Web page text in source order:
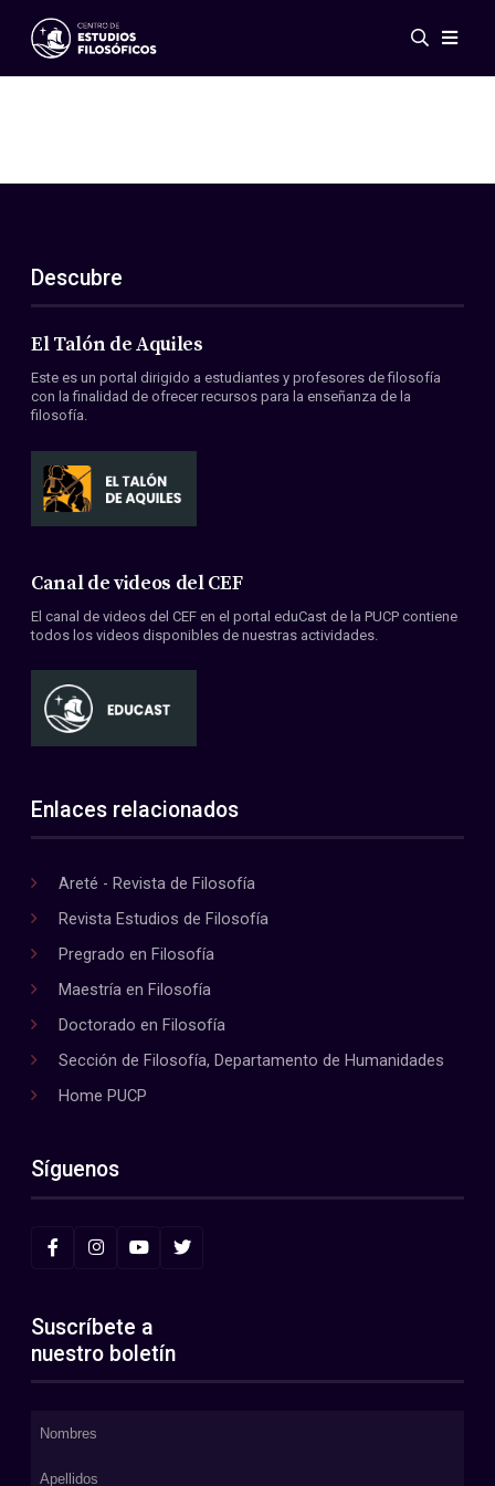
Eventos
ES
EN
Acerca de nosotros
Miembros
Convenios
Descubre
El Talón de Aquiles
Este es un portal dirigido a estudiantes y profesores de filosofía
con la finalidad de ofrecer recursos para la enseñanza de la
filosofía.
Canal de videos del CEF
El canal de videos del CEF en el portal eduCast de la PUCP contiene
todos los videos disponibles de nuestras actividades.
Enlaces relacionados
Areté - Revista de Filosofía
Revista Estudios de Filosofía
Pregrado en Filosofía
Maestría en Filosofía
Doctorado en Filosofía
Sección de Filosofía, Departamento de Humanidades
Home PUCP
Síguenos
Suscríbete a
nuestro boletín